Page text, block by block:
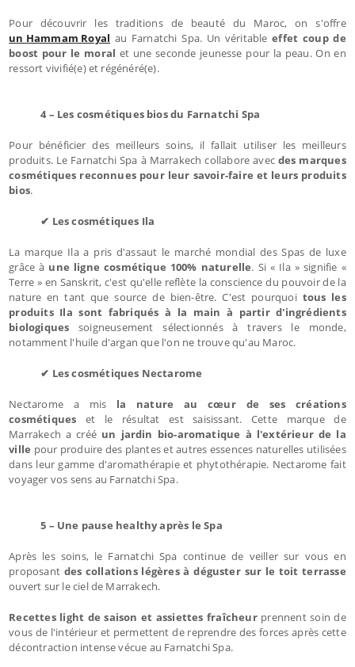
Pour découvrir les traditions de beauté du Maroc, on s'offre
un Hammam Royal au Farnatchi Spa. Un véritableeffet coup de
boost pour le moral et une seconde jeunesse pour la peau. On en
ressort vivifié(e) et régénéré(e).
4 – Les cosmétiques bios du Farnatchi Spa
Pour bénéficier des meilleurs soins, il fallait utiliser les meilleurs
produits. Le Farnatchi Spa à Marrakech collabore avec des marques
cosmétiques reconnues pour leur savoir-faire et leurs produits
bios.
✔ Les cosmétiques Ila
La marque Ila a pris d'assaut le marché mondial des Spas de luxe
grâce à une ligne cosmétique 100% naturelle. Si « Ila » signifie «
Terre » en Sanskrit, c'est qu'elle reflète la conscience du pouvoir de la
nature en tant que source de bien-être. C'est pourquoi tous les
produits Ila sont fabriqués à la main à partir d'ingrédients
biologiques soigneusement sélectionnés à travers le monde,
notamment l'huile d'argan que l'on ne trouve qu'au Maroc.
✔ Les cosmétiques Nectarome
Nectarome a mis la nature au cœur de ses créations
cosmétiques et le résultat est saisissant. Cette marque de
Marrakech a créé un jardin bio-aromatique à l'extérieur de la
ville pour produire des plantes et autres essences naturelles utilisées
dans leur gamme d'aromathérapie et phytothérapie. Nectarome fait
voyager vos sens au Farnatchi Spa.
5 – Une pause healthy après le Spa
Après les soins, le Farnatchi Spa continue de veiller sur vous en
proposantdes collations légères à déguster sur le toit terrasse
ouvert sur le ciel de Marrakech.
Recettes light de saison et assiettes fraîcheurprennent soin de
vous de l'intérieur et permettent de reprendre des forces après cette
décontraction intense vécue au Farnatchi Spa.